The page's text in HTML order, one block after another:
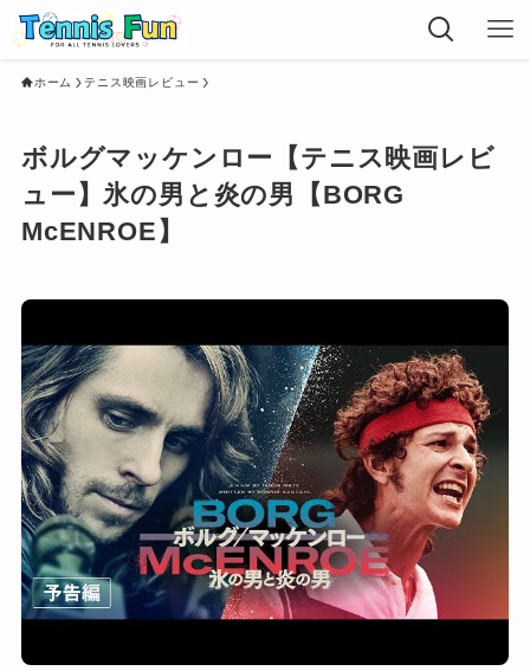
ホーム テニス映画レビュー
ボルグマッケンロー【テニス映画レビ
ュー】氷の男と炎の男【BORG
McENROE】